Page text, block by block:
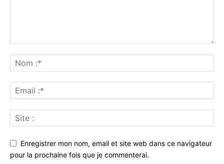
Enregistrer mon nom, email et site web dans ce navigateur
pour la prochaine fois que je commenterai.